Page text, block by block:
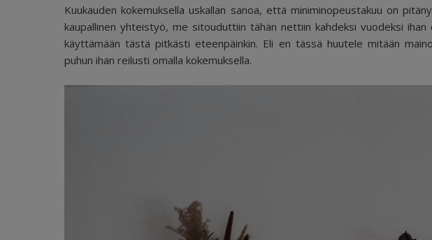
Kuukauden kokemuksella uskallan sanoa, että miniminopeustakuu on
kaupallinen yhteistyö, me sitouduttiin tähän nettiin kahdeksi vuodeksi
käyttämään tästä pitkästi eteenpäinkin. Eli en tässä huutele mitään
puhun ihan reilusti omalla kokemuksella.